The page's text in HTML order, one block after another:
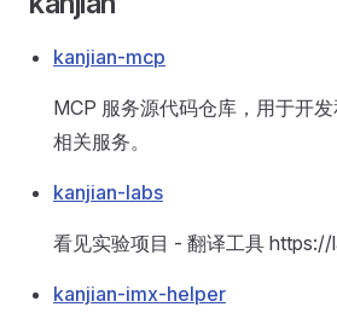
kanjian-mcp
MCP 服务源代码仓库，用于开
相关服务。
kanjian-labs
看见实验项目 - 翻译工具 https://
kanjian-imx-helper